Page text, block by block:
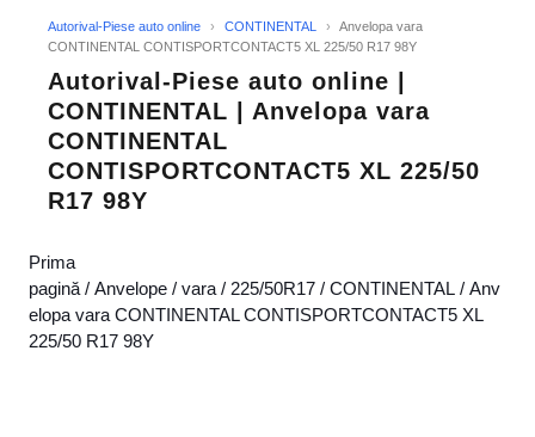
Autorival-Piese auto online › CONTINENTAL ›
Anvelopa vara
CONTINENTAL CONTISPORTCONTACT5 XL 225/50 R17 98Y
Autorival-Piese auto online |
CONTINENTAL | Anvelopa vara
CONTINENTAL
CONTISPORTCONTACT5 XL 225/50
R17 98Y
Prima
pagină / Anvelope / vara / 225/50R17 / CONTINENTAL / Anv
elopa vara CONTINENTAL CONTISPORTCONTACT5 XL
225/50 R17 98Y